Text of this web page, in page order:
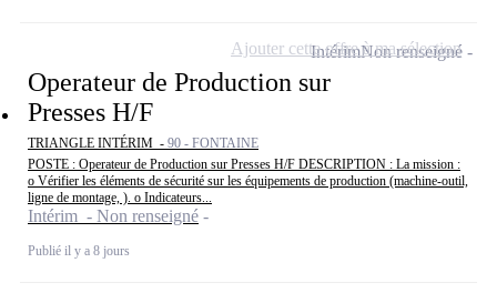
Operateur de Production sur
Presses H/F
TRIANGLE INTÉRIM - 90 - FONTAINE
POSTE : Operateur de Production sur Presses H/F DESCRIPTION : La mission :
o Vérifier les éléments de sécurité sur les équipements de production (machine-outil,
ligne de montage, ). o Indicateurs...
Intérim - Non renseigné
Publié il y a 8 jours
IntérimNon renseigné
Ajouter cette offre à ma sélection